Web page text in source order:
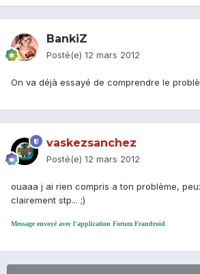
BankiZ
Posté(e) 12 mars 2012
On va déjà essayé de comprendre le
vaskezsanchez
Posté(e) 12 mars 2012
ouaaa j ai rien compris a ton problème,
clairement stp... ;)
Message envoyé avec l'application Forum Frandroid